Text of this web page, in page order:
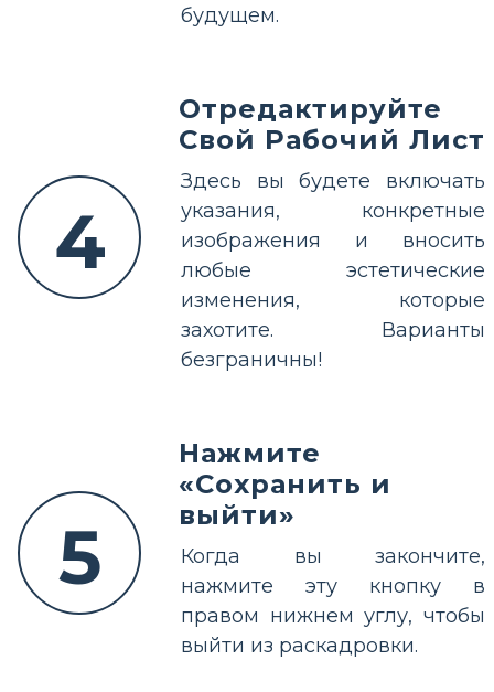
будущем.
4
Отредактируйте
Свой Рабочий Лист
Здесь вы будете включать
указания, конкретные
изображения и вносить
любые эстетические
изменения, которые
захотите. Варианты
безграничны!
5
Нажмите
«Сохранить и
выйти»
Когда вы закончите,
нажмите эту кнопку в
правом нижнем углу, чтобы
выйти из раскадровки.